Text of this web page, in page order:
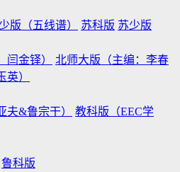
版（五线谱） 苏科版 苏少版
闫金铎）
北师大版（主编：李春
）
夫&鲁宗干）
教科版（EEC学
鲁科版